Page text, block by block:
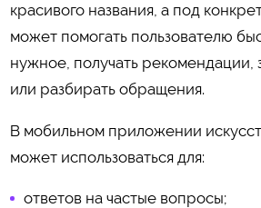
красивого названия, а под
может помогать пользователю
нужное, получать рекомендации,
или разбирать обращения.
В мобильном приложении
может использоваться для:
ответов на частые вопросы;